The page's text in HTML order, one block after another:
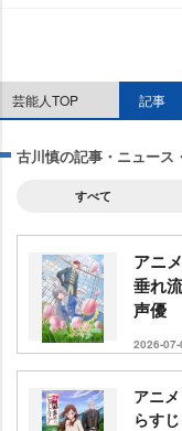
芸能人TOP 記事
古川慎の記事・ニュース
すべて
アニ
垂れ
声優
2026-07-
アニ
らす